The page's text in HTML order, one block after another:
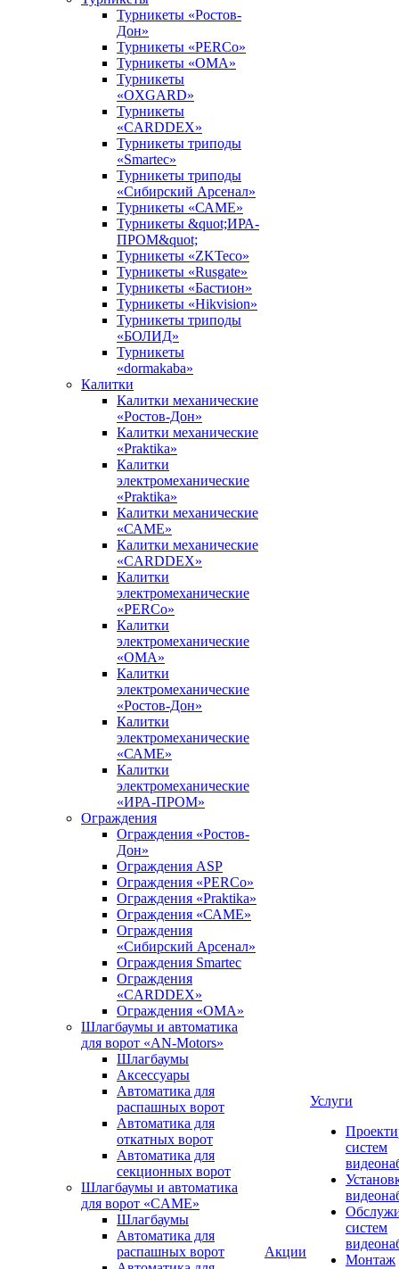
Турникеты «Ростов-
Дон»
Турникеты «PERCo»
Турникеты «ОМА»
Турникеты
«OXGARD»
Турникеты
«CARDDEX»
Турникеты триподы
«Smartec»
Турникеты триподы
«Сибирский Арсенал»
Турникеты «САМЕ»
Турникеты &quot;ИРА-
ПРОМ&quot;
Турникеты «ZKTeco»
Турникеты «Rusgate»
Турникеты «Бастион»
Турникеты «Hikvision»
Турникеты триподы
«БОЛИД»
Турникеты
«dormakaba»
Калитки
Калитки механические
«Ростов-Дон»
Калитки механические
«Praktika»
Калитки
электромеханические
«Praktika»
Калитки механические
«САМЕ»
Калитки механические
«CARDDEX»
Калитки
электромеханические
«PERCo»
Калитки
электромеханические
«ОМА»
Калитки
электромеханические
«Ростов-Дон»
Калитки
электромеханические
«САМЕ»
Калитки
электромеханические
«ИРА-ПРОМ»
Ограждения
Ограждения «Ростов-
Дон»
Ограждения ASP
Ограждения «PERCo»
Ограждения «Praktika»
Ограждения «САМЕ»
Ограждения
«Сибирский Арсенал»
Ограждения Smartec
Ограждения
«CARDDEX»
Ограждения «ОМА»
Шлагбаумы и автоматика
для ворот «AN-Motors»
Шлагбаумы
Аксессуары
Автоматика для
распашных ворот
Автоматика для
откатных ворот
Автоматика для
секционных ворот
Шлагбаумы и автоматика
для ворот «CAME»
Шлагбаумы
Автоматика для
распашных ворот
Акции
Услуги
систем
систем
Монтаж